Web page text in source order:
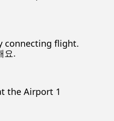
connecting flight.
요.
the Airport 1